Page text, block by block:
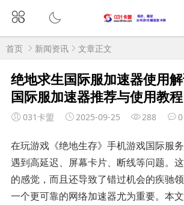
首页 新闻资讯 文章正文
绝地求生国际服加速器使用
国际服加速器推荐与使用教程
031卡盟 2025-09-25 288 0
在玩游戏《绝地生存》手机游戏国际服
遇到高延迟、屏幕卡片、断线等问题。
的感觉，而且还导致了错过机会的疾驰
一个更可靠的网络加速器尤为重要。本